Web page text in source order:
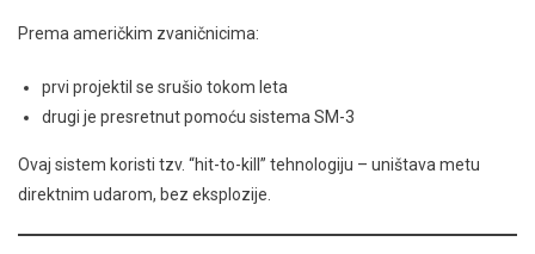
Prema američkim zvaničnicima:
prvi projektil se srušio tokom leta
drugi je presretnut pomoću sistema SM-3
Ovaj sistem koristi tzv. “hit-to-kill” tehnologiju – uništava metu
direktnim udarom, bez eksplozije.